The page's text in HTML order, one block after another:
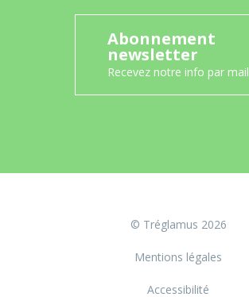
Abonnement
newsletter
Recevez notre info par mail
© Tréglamus 2026
Mentions légales
Accessibilité